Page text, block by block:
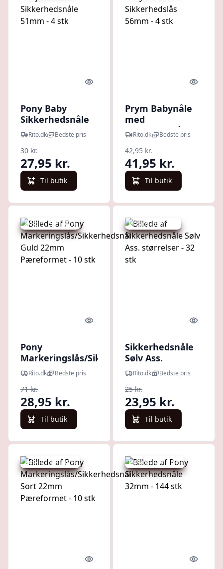
Quick look
Pony Baby
Sikkerhedsnåle
51mm - 4 stk
Rito.dk Bedste pris
30 kr.
27,95 kr.
Til butik
Quick
Prym Babynåle
med
Sikkerhedslås
56mm - 4 stk
Rito.dk Bedste pris
42,95 kr.
41,95 kr.
Til butik
Udsalg - spar 59 %
Quick look
Pony
Markeringslås/Sikkerhedsnål
Guld 22mm Pæreformet - 10
stk
Rito.dk Bedste pris
71 kr.
28,95 kr.
Til butik
Udsalg - spar 4 %
Quick
Sikkerhedsnåle
Sølv Ass.
størrelser - 32
stk
Rito.dk Bedste pris
25 kr.
23,95 kr.
Til butik
Udsalg - spar 59 %
Quick look
Udsalg - spar 10 %
Quick